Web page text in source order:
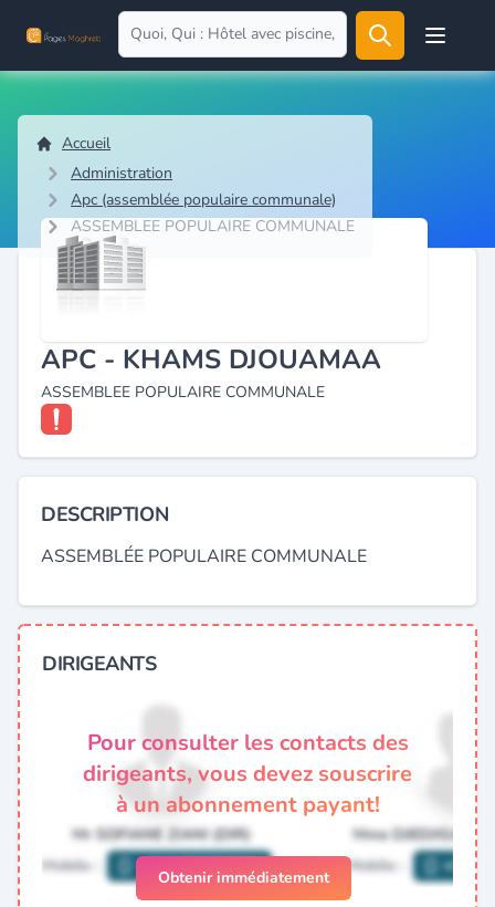
Open
Accueil
Administration
Apc (assemblée populaire communale)
ASSEMBLEE POPULAIRE COMMUNALE
APC - KHAMS DJOUAMAA
ASSEMBLEE POPULAIRE COMMUNALE
DESCRIPTION
ASSEMBLÉE POPULAIRE COMMUNALE
DIRIGEANTS
Pour consulter les contacts des
dirigeants, vous devez souscrire
à un abonnement payant!
Obtenir immédiatement